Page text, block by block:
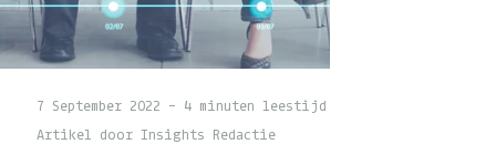
7 September 2022 - 4 minuten leestijd
Artikel door Insights Redactie